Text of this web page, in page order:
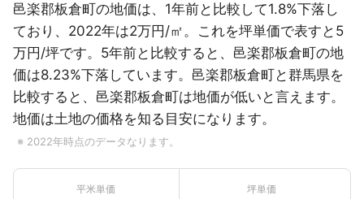
邑楽郡板倉町の地価は、1年前と比較して1.8%下落し
ており、2022年は2万円/㎡。これを坪単価で表すと5
万円/坪です。5年前と比較すると、邑楽郡板倉町の地
価は8.23%下落しています。邑楽郡板倉町と群馬県を
比較すると、邑楽郡板倉町は地価が低いと言えます。
地価は土地の価格を知る目安になります。
※ 2022年時点のデータなります。
平米単価 坪単価